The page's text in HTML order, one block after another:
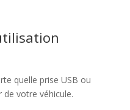
quelle prise USB ou
de votre véhicule.